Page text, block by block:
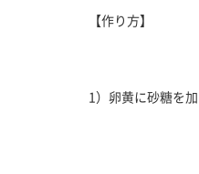
【作り方】
1）卵黄に砂糖を